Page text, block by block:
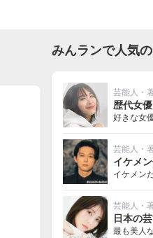
みんランで人気
芸能人・
歴代女
好きな女
芸能人・
イケメ
イケメン
芸能人・
日本の
最も美人